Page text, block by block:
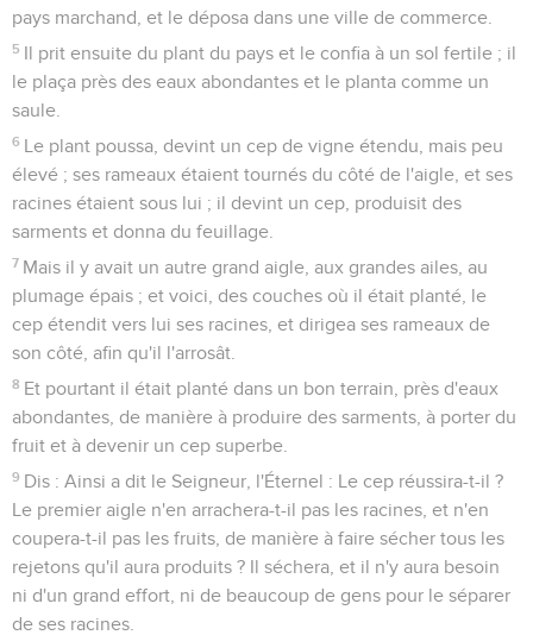
pays marchand, et le déposa dans une ville de commerce.
5 Il prit ensuite du plant du pays et le confia à un sol fertile ; il
le plaça près des eaux abondantes et le planta comme un
saule.
6 Le plant poussa, devint un cep de vigne étendu, mais peu
élevé ; ses rameaux étaient tournés du côté de l'aigle, et ses
racines étaient sous lui ; il devint un cep, produisit des
sarments et donna du feuillage.
7 Mais il y avait un autre grand aigle, aux grandes ailes, au
plumage épais ; et voici, des couches où il était planté, le
cep étendit vers lui ses racines, et dirigea ses rameaux de
son côté, afin qu'il l'arrosât.
8 Et pourtant il était planté dans un bon terrain, près d'eaux
abondantes, de manière à produire des sarments, à porter du
fruit et à devenir un cep superbe.
9 Dis : Ainsi a dit le Seigneur, l'Éternel : Le cep réussira-t-il ?
Le premier aigle n'en arrachera-t-il pas les racines, et n'en
coupera-t-il pas les fruits, de manière à faire sécher tous les
rejetons qu'il aura produits ? Il séchera, et il n'y aura besoin
ni d'un grand effort, ni de beaucoup de gens pour le séparer
de ses racines.